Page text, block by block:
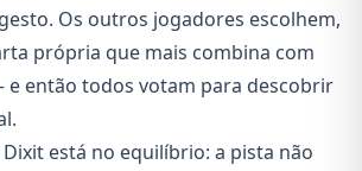
Os outros jogadores escolhem,
própria que mais combina com
e então todos votam para descobrir
está no equilíbrio: a pista não